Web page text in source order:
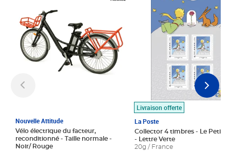
Nouvelle Attitude
Vélo électrique du facteur,
reconditionné - Taille normale -
Noir/ Rouge
Livraison offerte
La Poste
Collector 4 timbres - Le Petit
- Lettre Verte
20g / France